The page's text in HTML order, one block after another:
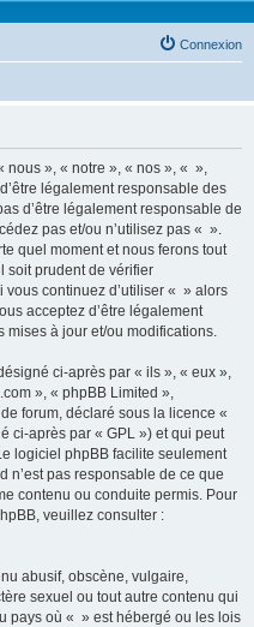
Connexion
nous », « notre », « nos », « »,
légalement responsable des
d’être légalement responsable de
pas et/ou n’utilisez pas « ».
quel moment et nous ferons tout
soit prudent de vérifier
continuez d’utiliser « » alors
acceptez d’être légalement
à jour et/ou modifications.
ci-après par « ils », « eux »,
», « phpBB Limited »,
forum, déclaré sous la licence «
ci-après par « GPL ») et qui peut
logiciel phpBB facilite seulement
n’est pas responsable de ce que
contenu ou conduite permis. Pour
veuillez consulter :
abusif, obscène, vulgaire,
sexuel ou tout autre contenu qui
pays où « » est hébergé ou les lois